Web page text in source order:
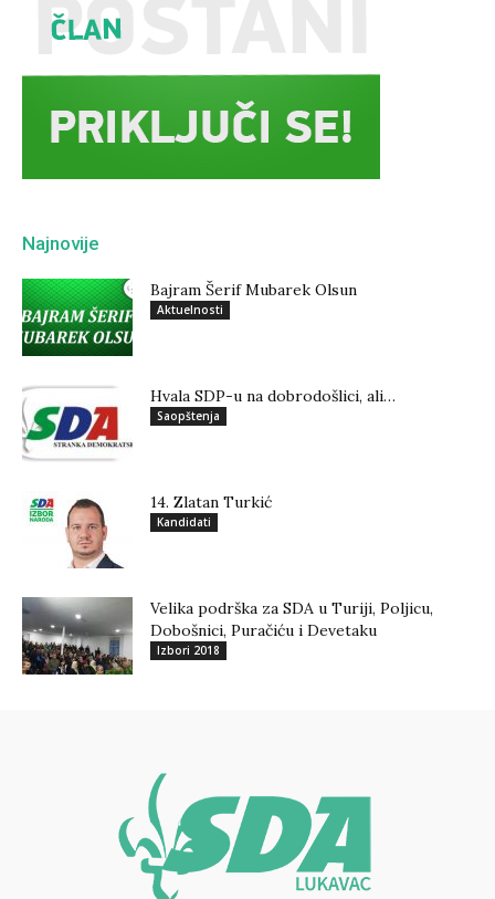
Najnovije
Bajram Šerif Mubarek Olsun
Aktuelnosti
Hvala SDP-u na dobrodošlici, ali…
Saopštenja
14. Zlatan Turkić
Kandidati
Velika podrška za SDA u Turiji, Poljicu,
Dobošnici, Puračiću i Devetaku
Izbori 2018